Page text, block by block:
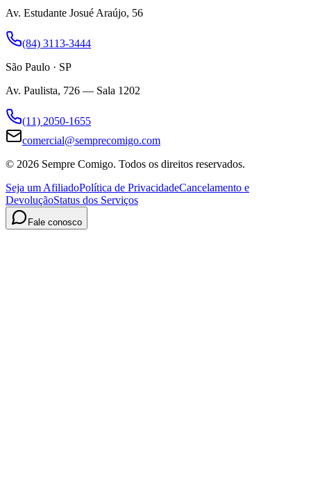
Av. Estudante Josué Araújo, 56
(84) 3113-3444
São Paulo · SP
Av. Paulista, 726 — Sala 1202
(11) 2050-1655
comercial@semprecomigo.com
© 2026 Sempre Comigo. Todos os direitos reservados.
Seja um AfiliadoPolítica de PrivacidadeCancelamento e
DevoluçãoStatus dos Serviços
Fale conosco